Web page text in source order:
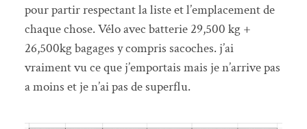
pour partir respectant la liste et l’emplacement de
chaque chose. Vélo avec batterie 29,500 kg +
26,500kg bagages y compris sacoches. j’ai
vraiment vu ce que j’emportais mais je n’arrive pas
a moins et je n’ai pas de superflu.